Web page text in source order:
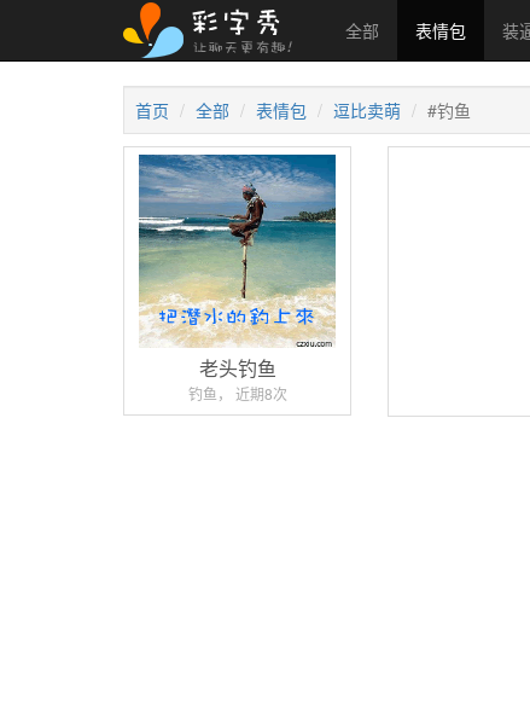
全部 表情包 装
首页 全部 表情包 逗比卖萌 #钓鱼
老头钓鱼
钓鱼， 近期8次